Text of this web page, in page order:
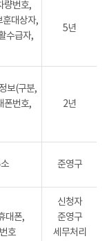
량번호,
훈대상자,
수급자,
5년
보(구분,
폰번호,
2년
준영구
대폰,
호
신청자
준영구
세무처리